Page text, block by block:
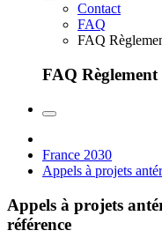
Contact
FAQ
FAQ
FAQ
France 2030
Appels à projets
Appels à projets
référence